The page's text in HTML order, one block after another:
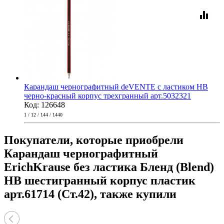
equalizer
Карандаш чернографитный deVENTE с ластиком HB
черно-красный корпус трехгранный арт.5032321
Код: 126648
1 / 12 / 144 / 1440
Покупатели, которые приобрели
Карандаш чернографитный
ErichKrause без ластика Бленд (Blend)
HB шестигранный корпус пластик
арт.61714 (Ст.42), также купили